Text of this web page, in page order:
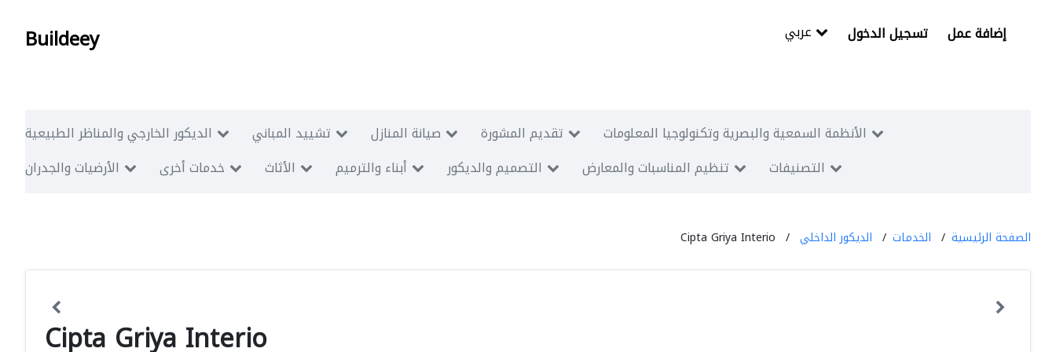
Buildeey تسجيل الدخول إضافة عمل
الديكور الخارجي والمناظر الطبيعية تشييد المباني صيانة المنازل تقديم المشورة
الأنظمة السمعية والبصرية وتكنولوجيا المعلومات
الأرضيات والجدران
خدمات أخرى الأثاث أبناء والترميم التصميم والديكور تنظيم المناسبات والمعارض التصنيفات
الصفحة الرئيسية الخدمات الديكور الداخلي Cipta Griya Interio
Cipta Griya Interio